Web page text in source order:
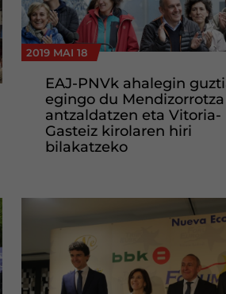
2019 MAI 18
EAJ-PNVk ahalegin
egingo du Mendizorrotza
antzaldatzen eta Vitoria-
Gasteiz kirolaren hiri
bilakatzeko